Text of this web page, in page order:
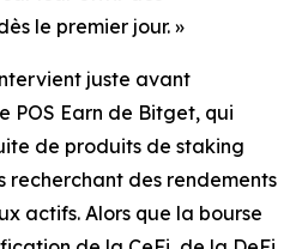
le premier jour. »
juste avant
POS Earn de Bitget, qui
de produits de staking
recherchant des rendements
actifs. Alors que la bourse